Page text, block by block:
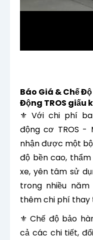
Báo Giá & Chế
Động TROS giấu
⚜ Với chi phí
động cơ TROS -
nhận được một
độ bền cao,
xe, yên tâm sử
trong nhiều
thêm chi phí thay
⚜ Chế độ bảo
cả các chi tiết,